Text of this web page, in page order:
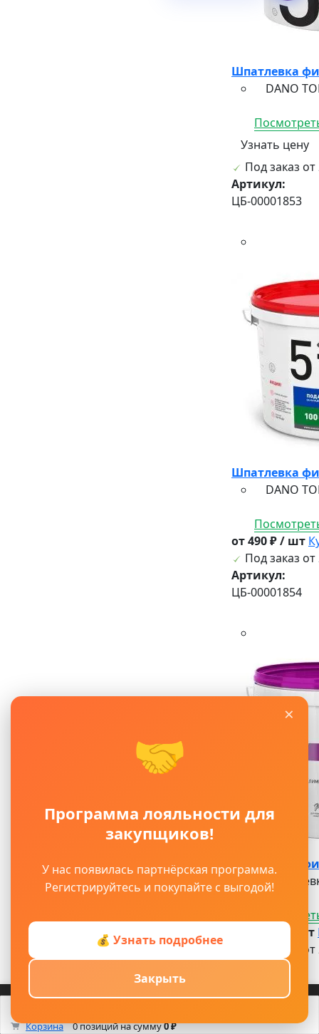
Шпатлевка
DANO
Узнать цену
Под заказ от
Артикул:
ЦБ-00001853
Шпатлевка
DANO
от 490 ₽ / шт
Под заказ от
Артикул:
ЦБ-00001854
Шпатлевка
от 1 990 ₽ / шт
Под заказ
×
🤝
Программа лояльности для
закупщиков!
У нас появилась партнёрская программа.
Регистрируйтесь и покупайте с выгодой!
💰 Узнать подробнее
Закрыть
Корзина 0 позицийна сумму0 ₽
Каталог Смотрели Max/TG
Корзина
0